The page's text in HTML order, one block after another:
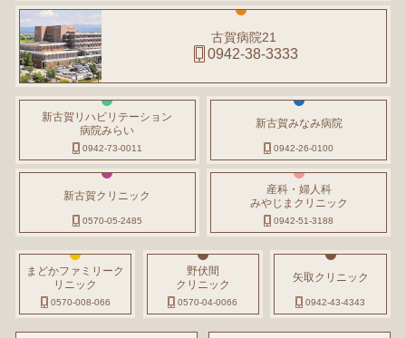
古賀病院21
0942-38-3333
新古賀リハビリテーション
病院みらい
0942-73-0011
新古賀みなみ病院
0942-26-0100
新古賀クリニック
0570-05-2485
産科・婦人科
みやじまクリニック
0942-51-3188
まどかファミリーク
リニック
0570-008-066
野伏間
クリニック
0570-04-0066
矢取クリニック
0942-43-4343